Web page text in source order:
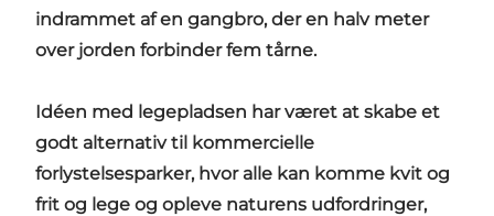
indrammet af en gangbro, der en halv meter
over jorden forbinder fem tårne.
Idéen med legepladsen har været at skabe et
godt alternativ til kommercielle
forlystelsesparker, hvor alle kan komme kvit og
frit og lege og opleve naturens udfordringer,